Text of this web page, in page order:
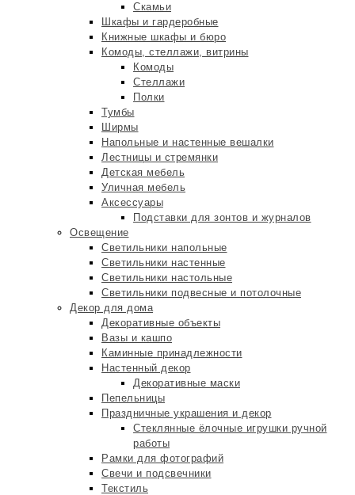
Скамьи
Шкафы и гардеробные
Книжные шкафы и бюро
Комоды, стеллажи, витрины
Комоды
Стеллажи
Полки
Тумбы
Ширмы
Напольные и настенные вешалки
Лестницы и стремянки
Детская мебель
Уличная мебель
Аксессуары
Подставки для зонтов и журналов
Освещение
Светильники напольные
Светильники настенные
Светильники настольные
Светильники подвесные и потолочные
Декор для дома
Декоративные объекты
Вазы и кашпо
Каминные принадлежности
Настенный декор
Декоративные маски
Пепельницы
Праздничные украшения и декор
Стеклянные ёлочные игрушки ручной
работы
Рамки для фотографий
Свечи и подсвечники
Текстиль